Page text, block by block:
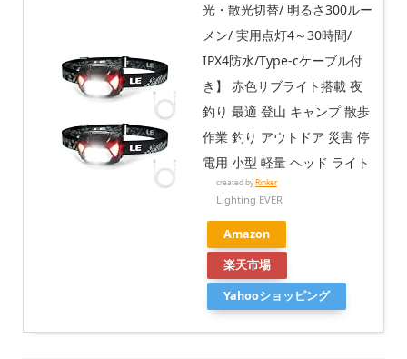
光・散光切替/ 明るさ300ルー
メン/ 実用点灯4～30時間/
IPX4防水/Type-cケーブル付
き】 赤色サブライト搭載 夜
釣り 最適 登山 キャンプ 散歩
作業 釣り アウトドア 災害 停
電用 小型 軽量 ヘッド ライト
created by Rinker
Lighting EVER
Amazon
楽天市場
Yahooショッピング